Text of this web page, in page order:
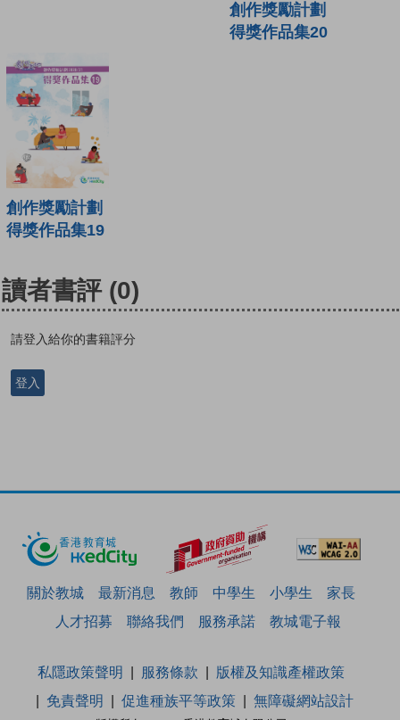
創作獎勵計劃
得獎作品集20
創作獎勵計劃
得獎作品集19
讀者書評 (0)
請登入給你的書籍評分
登入
關於教城 最新消息 教師 中學生 小學生
家長
人才招募
聯絡我們 服務承諾 教城電子報
私隱政策聲明 服務條款
版權及知識產權政策
免責聲明
促進種族平等政策 無障礙網站設計